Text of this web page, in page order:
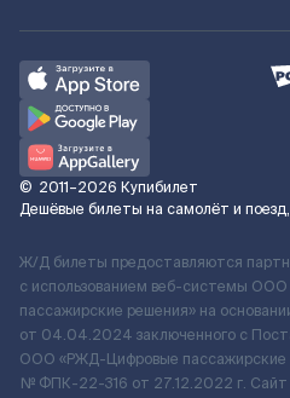
© 2011–2026 Купибилет
Дешёвые билеты на самолёт и
Ж/Д билеты предоставляются
с использованием веб-системы
пассажирские решения» на
от 04.04.2024 заключенного с
ООО «РЖД-Цифровые пассажирские
№ ФПК-22-316 от 27.12.2022 г. Сайт